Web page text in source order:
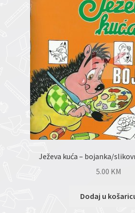
Ježeva kuća – bojanka/
5.00 KM
Dodaj u